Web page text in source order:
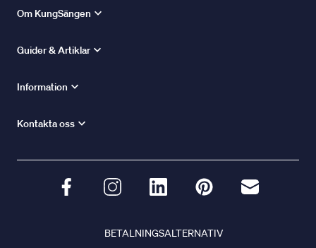
Om KungSängen
Guider & Artiklar
Information
Kontakta oss
BETALNINGSALTERNATIV